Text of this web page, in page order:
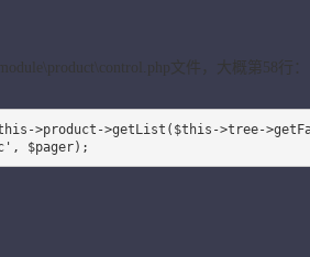
文件，大概第58行：
$pager);